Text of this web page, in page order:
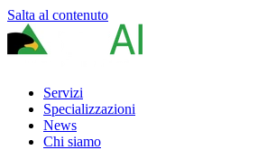
Salta al contenuto
Servizi
Specializzazioni
News
Chi siamo